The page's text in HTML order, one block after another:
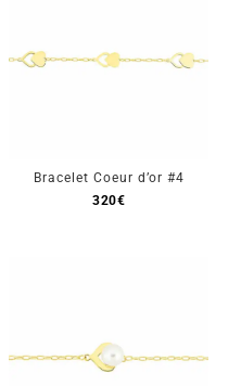
Bracelet Coeur d’or #4
320€